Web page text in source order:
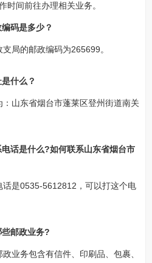
时间前往办理相关业务。
码是多少？
局的邮政编码为265699。
什么？
山东省烟台市蓬莱区登州街道南关
话是什么?如何联系山东省烟台市
话是0535-5612812，可以打这个电
邮政业务?
业务包含有信件、印刷品、包裹、